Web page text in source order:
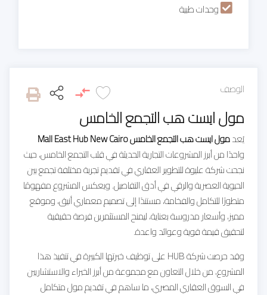
وحدات طبية
الوصف
مول ايست هب التجمع الخامس
يُعدمول ايست هب التجمع الخامس Mall East Hub New Cairo
واحدًا من أبرز المشروعات التجارية الحديثة في قلب التجمع الخامس، حيث
نجحت شركة عليوة للتطوير العقاري في تقديم تجربة مختلفة تجمع بين
الحيوية العصرية والرقي في أدق التفاصيل. ويعكس المشروع مفهومًا
متطورًا للتكامل والفخامة، مستندًا إلى تصميم معماري أنيق، وموقع
مميز، وأسعار مدروسة بعناية، ليمنح المستثمرين فرصة حقيقية
لتحقيق قيمة قوية وعوائد واعدة.
وقد حرصت شركة HUB على توظيف خبرتها الكبيرة في تنفيذ هذا
المشروع، من خلال التعاون مع مجموعة من أبرز الخبراء والاستشاريين
في السوق العقاري المصري، ما ساهم في تقديم مول متكامل